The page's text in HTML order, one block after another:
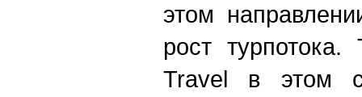
этом
рост
Travel в этом